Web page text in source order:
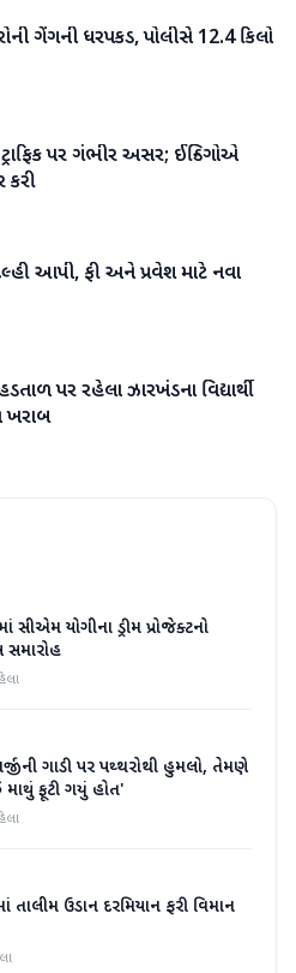
ગેંગની ધરપકડ, પોલીસે 12.4 કિલો
પર ગંભીર અસર; ઈન્ડિગોએ
કરી
આપી, ફી અને પ્રવેશ માટે નવા
પર રહેલા ઝારખંડના વિદ્યાર્થી
ખરાબ
સીએમ યોગીના ડ્રીમ પ્રોજેક્ટનો
સમારોહ
ગાડી પર પથ્થરોથી હુમલો, તેમણે
માથું ફૂટી ગયું હોત'
તાલીમ ઉડાન દરમિયાન ફરી વિમાન